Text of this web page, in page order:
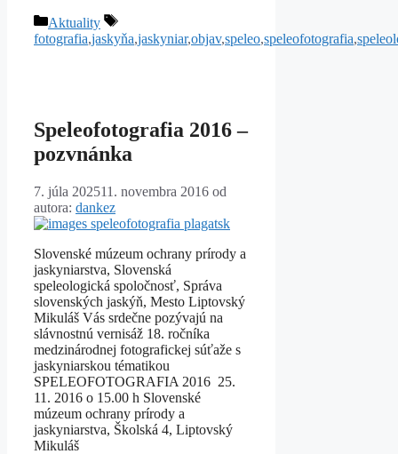
Kategórie
Aktuality
Značky
fotografia,jaskyňa,jaskyniar,objav,speleo,speleofotografia,
Speleofotografia 2016 –
pozvnánka
7. júla 202511. novembra 2016 od
autora: dankez
Slovenské múzeum ochrany prírody a
jaskyniarstva, Slovenská
speleologická spoločnosť, Správa
slovenských jaskýň, Mesto Liptovský
Mikuláš Vás srdečne pozývajú na
slávnostnú vernisáž 18. ročníka
medzinárodnej fotografickej súťaže s
jaskyniarskou tématikou
SPELEOFOTOGRAFIA 2016 25.
11. 2016 o 15.00 h Slovenské
múzeum ochrany prírody a
jaskyniarstva, Školská 4, Liptovský
Mikuláš